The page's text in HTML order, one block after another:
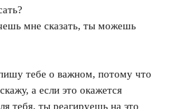
мне сказать, ты можешь
тебе о важном, потому что
а если это окажется
тебя, ты реагируешь на это